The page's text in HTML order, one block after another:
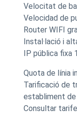
Velocitat de
Velocidad de
Router WIFI
Instal·lació i
IP pública fixa
Quota de línia
Tarificació de
establiment de
Consultar